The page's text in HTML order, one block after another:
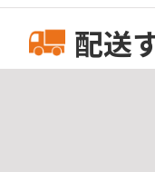
配送